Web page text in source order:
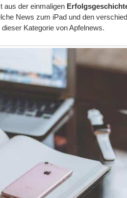
aus der einmaligen
News zum iPad und den
Kategorie von Apfelnews.